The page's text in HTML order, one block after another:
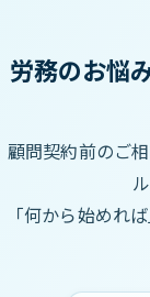
労務のお悩
顧問契約前のご
「何から始めれ